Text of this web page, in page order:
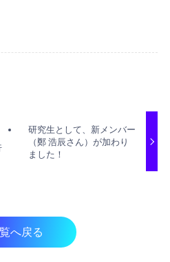
研究生として、新メンバー
（鄭 浩辰さん）が加わり
ました！
へ戻る